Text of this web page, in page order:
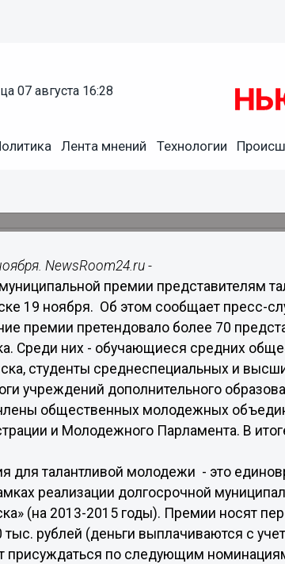
07 августа 16:28
Лента мнений Технологии
талантливой молодежи
NewsRoom24.ru -
премии представителям
19 ноября. Об этом сообщает пресс-
премии претендовало более 70
Среди них - обучающиеся средних
студенты среднеспециальных и
учреждений дополнительного
общественных молодежных
и Молодежного Парламента. В
для талантливой молодежи - это
реализации долгосрочной
(на 2013-2015 годы). Премии носят
рублей (деньги выплачиваются с
присуждаться по следующим